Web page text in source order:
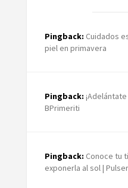
Pingback: Cuidados
piel en primavera
Pingback:
BPrimeriti
Pingback: Conoce tu
exponerla al sol |